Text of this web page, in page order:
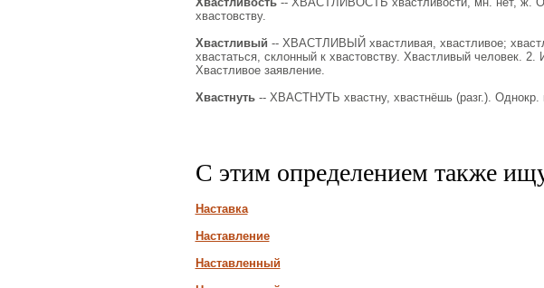
хвастовству.
Хвастливый -- ХВАСТЛИВЫЙ хвастливая, хвастливое;
хвастаться, склонный к хвастовству. Хвастливый человек. 2.
Хвастливое заявление.
Хвастнуть-- ХВАСТНУТЬ хвастну, хвастнёшь (разг.). Однокр.
С этим определением также
Наставка
Наставление
Наставленный